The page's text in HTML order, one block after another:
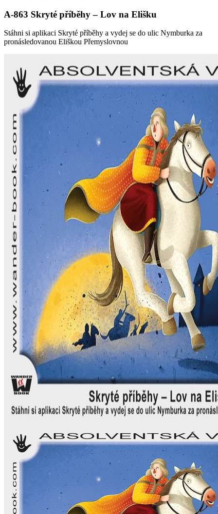
A-863 Skryté příběhy – Lov na Elišku
Stáhni si aplikaci Skryté příběhy a vydej se do ulic Nymburka za
pronásledovanou Eliškou Přemyslovnou